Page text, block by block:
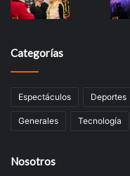
Categorías
Espectáculos Deportes
Generales Tecnología
Nosotros